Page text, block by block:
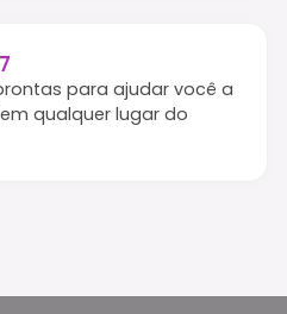
para ajudar você a
qualquer lugar do